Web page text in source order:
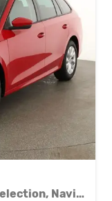
2.0 TDI 110 kW Selection DSG Selection, Navi, AHK, el. Klappe, 5-J Garantie